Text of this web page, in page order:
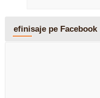
efinisaje pe Facebook